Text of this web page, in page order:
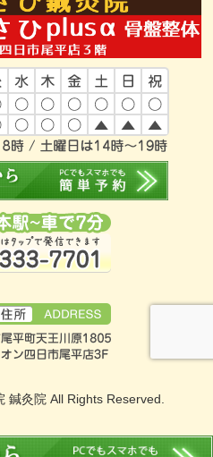
鍼灸院 All Rights Reserved.